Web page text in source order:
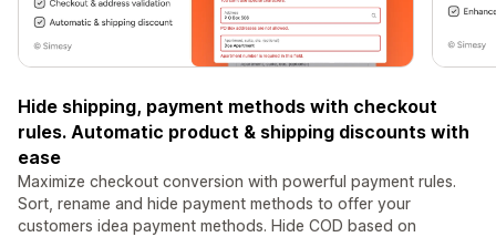
Hide shipping, payment methods with checkout
rules. Automatic product & shipping discounts with
ease
Maximize checkout conversion with powerful payment rules.
Sort, rename and hide payment methods to offer your
customers idea payment methods. Hide COD based on